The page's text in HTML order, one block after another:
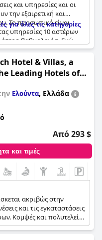
και υπηρεσίες και οι
την εξαιρετική και
Το προσωπικό είναι
υπηρεσίες 10 αστέρων
βαθμολογία. Ενώ
ότι το πρωινό θα
η ποιότητα του ψωμιού
του ξενοδοχείου είναι
5 αστέρων. Ωστόσο,
ξενοδοχείο
δεν ανταποκρίνεται
5 αστέρων στην
αυτό, η
με θετικές αναμνήσεις
"maravilhoso"
για όλες τις κατηγορίες
Hotel & Villas, a
Leading Hotels of
Ελούντα, Ελλάδα
Από 293 $
και τιμές
ακριβώς στην
και τις εγκαταστάσεις
Κομψές και πολυτελείς
ένα υπερσύγχρονο σπα,
χώροι για συνέδρια και